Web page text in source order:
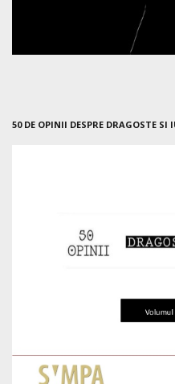
50 DE OPINII DESPRE DRAGOSTE SI